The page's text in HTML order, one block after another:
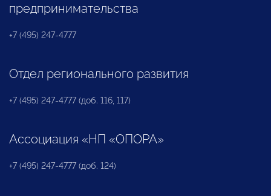
предпринимательства
+7 (495) 247-4777
Отдел регионального развития
+7 (495) 247-4777 (доб. 116, 117)
Ассоциация «НП «ОПОРА»
+7 (495) 247-4777 (доб. 124)